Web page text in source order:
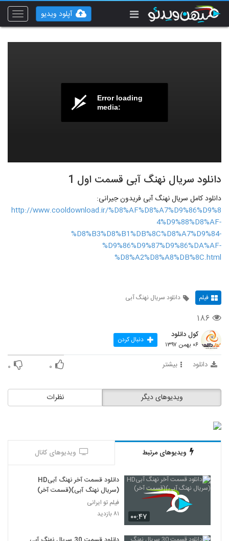
Toggle
آپلود ویدیو
Error loading
media:
دانلود سریال نهنگ آبی قسمت اول 1
دانلود کامل سریال نهنگ آبی فریدون جیرانی:
http://www.cooldownload.ir/%D8%AF%D8%A7%D9%86%D9%8
4%D9%88%D8%AF-
%D8%B3%D8%B1%DB%8C%D8%A7%D9%84-
%D9%86%D9%87%D9%86%DA%AF-
%D8%A2%D8%A8%DB%8C.html
فیلم دانلود سریال نهنگ آبی
۱۸۶
کول دانلود
۰۶ بهمن ۱۳۹۷ دنبال کردن
دانلود بیشتر ۰ ۰
نظرات ویدیوهای دیگر
ویدیوهای مرتبط ویدیوهای کانال
۰۰:۴۷
دانلود قسمت آخر نهنگ آبیHD
(سریال نهنگ آبی)(قسمت آخر)
فیلم تو ایرانی
۸۱ بازدید